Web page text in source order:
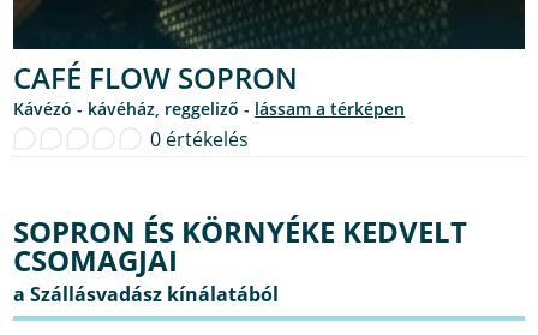
CAFÉ FLOW SOPRON
kávézó - kávéház, reggeliző - lássam a térképen
0 értékelés
SOPRON ÉS KÖRNYÉKE KEDVELT
CSOMAGJAI